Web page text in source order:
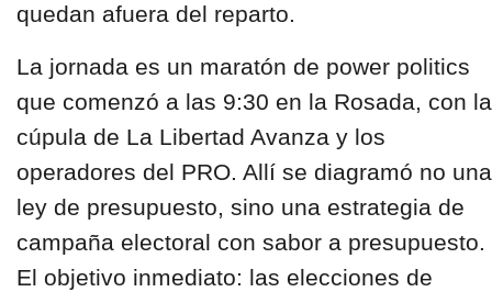
quedan afuera del reparto.
La jornada es un maratón de power politics
que comenzó a las 9:30 en la Rosada, con la
cúpula de La Libertad Avanza y los
operadores del PRO. Allí se diagramó no una
ley de presupuesto, sino una estrategia de
campaña electoral con sabor a presupuesto.
El objetivo inmediato: las elecciones de